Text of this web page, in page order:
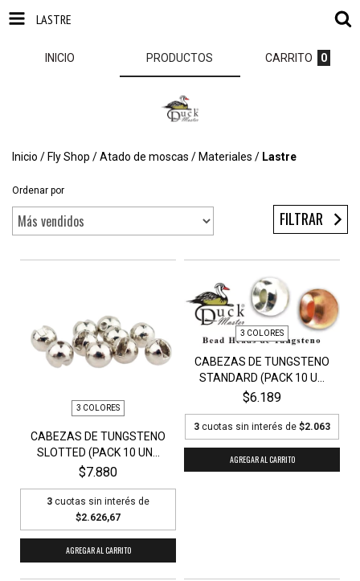
LASTRE
INICIO PRODUCTOS CARRITO 0
Inicio / Fly Shop /Atado de moscas / Materiales / Lastre
Ordenar por
FILTRAR
3 COLORES
CABEZAS DE TUNGSTENO
SLOTTED (PACK 10 UN...
$7.880
3 cuotas sin interés de
$2.626,67
AGREGAR AL CARRITO
3 COLORES
CABEZAS DE TUNGSTENO
STANDARD (PACK 10 U...
$6.189
3 cuotas sin interés de $2.063
AGREGAR AL CARRITO